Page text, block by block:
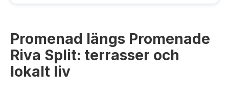
Promenad längs Promenade
Riva Split: terrasser och
lokalt liv